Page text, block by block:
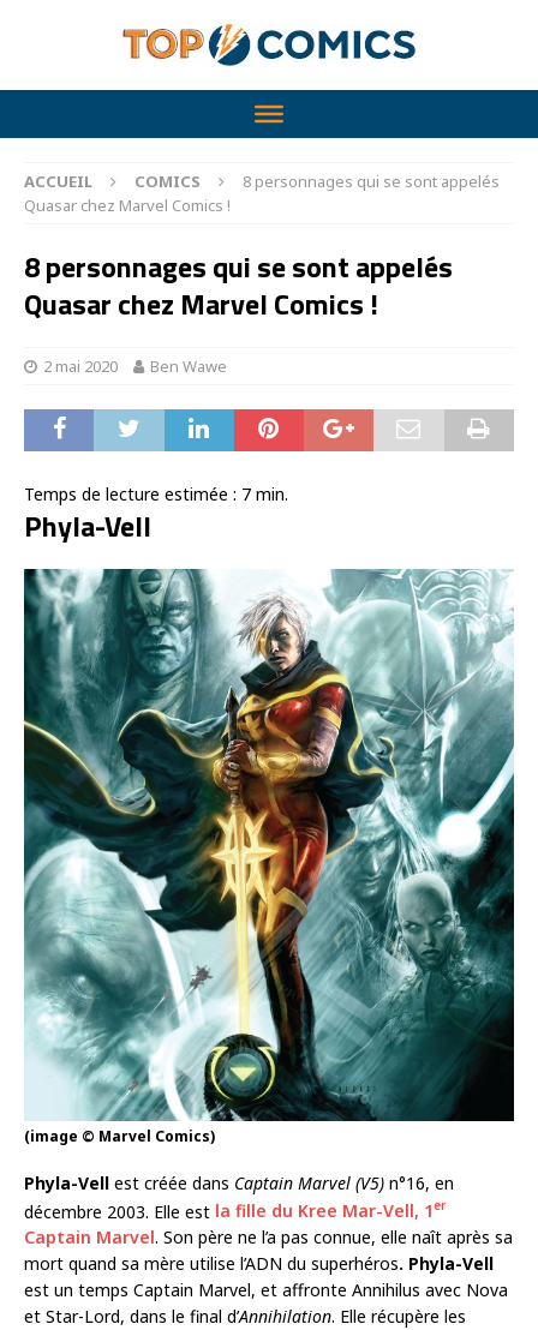
ACCUEIL COMICS
8 personnages qui se sont appelés
Quasar chez Marvel Comics !
8 personnages qui se sont appelés
Quasar chez Marvel Comics !
2 mai 2020 Ben Wawe
Temps de lecture estimée : 7 min.
Phyla-Vell
(image © Marvel Comics)
Phyla-Vell est créée dans Captain Marvel (V5) n°16, en
décembre 2003. Elle est la fille du Kree Mar-Vell, 1er
Captain Marvel. Son père ne l’a pas connue, elle naît après sa
mort quand sa mère utilise l’ADN du superhéros. Phyla-Vell
est un temps Captain Marvel, et affronte Annihilus avec Nova
et Star-Lord, dans le final d’Annihilation. Elle récupère les